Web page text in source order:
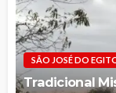
SÃO JOSÉ DO
Tradicional